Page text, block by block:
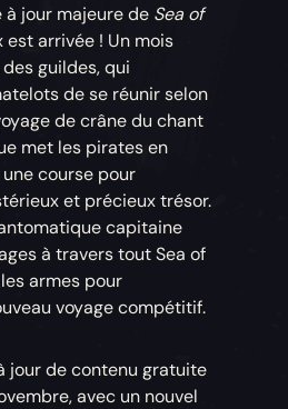
à jour majeure de Sea of
arrivée ! Un mois
guildes, qui
de se réunir selon
de crâne du chant
met les pirates en
course pour
et précieux trésor.
capitaine
à travers tout Sea of
armes pour
voyage compétitif.
jour de contenu gratuite
avec un nouvel